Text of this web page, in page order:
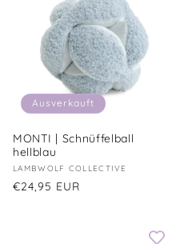
Ausverkauft
MONTI | Schnüffelball
hellblau
Anbieter:
LAMBWOLF COLLECTIVE
Normaler
€24,95 EUR